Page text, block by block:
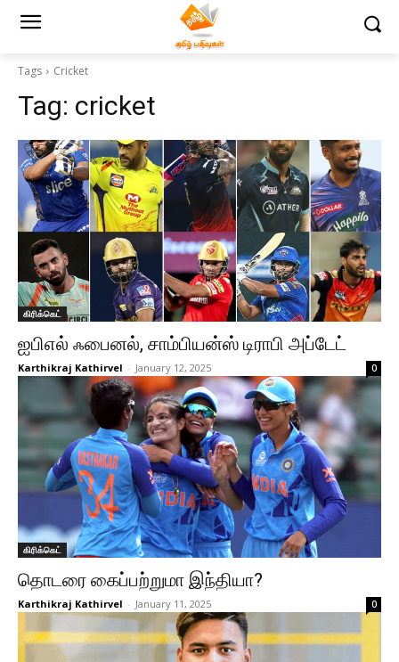
Tags Cricket
Tag: cricket
கிரிக்கெட்
ஐபிஎல் ஃபைனல், சாம்பியன்ஸ் டிராபி அப்டேட்
Karthikraj Kathirvel - January 12, 2025 0
கிரிக்கெட்
தொடரை கைப்பற்றுமா இந்தியா?
Karthikraj Kathirvel - January 11, 2025 0